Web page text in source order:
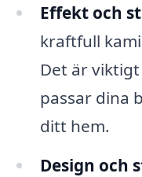
Effekt och
kraftfull
Det är
passar dina
ditt hem.
Design och